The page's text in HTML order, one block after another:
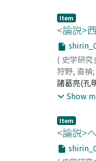
に照応す
一筆毎に
能性が措
が、その
情況(根取
Item
<論説>
( 史学研
狩野, 直禎;
諸葛亮(孔
朝の正潤
追及する
て、亮自
のは、亮
政治家・
Show
Item
<論説>